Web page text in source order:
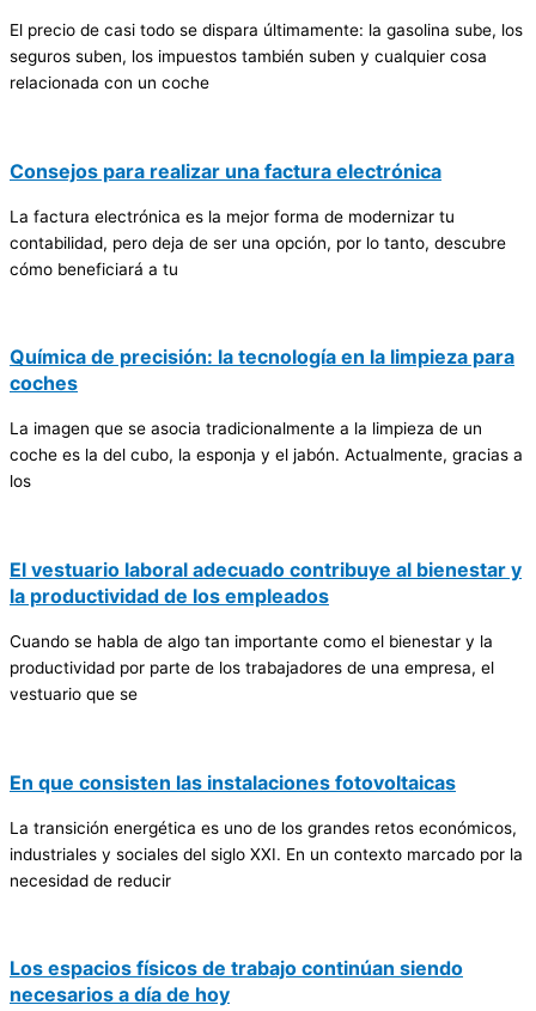
El precio de casi todo se dispara últimamente: la gasolina sube, los
seguros suben, los impuestos también suben y cualquier cosa
relacionada con un coche
Consejos para realizar una factura electrónica
La factura electrónica es la mejor forma de modernizar tu
contabilidad, pero deja de ser una opción, por lo tanto, descubre
cómo beneficiará a tu
Química de precisión: la tecnología en la limpieza para
coches
La imagen que se asocia tradicionalmente a la limpieza de un
coche es la del cubo, la esponja y el jabón. Actualmente, gracias a
los
El vestuario laboral adecuado contribuye al bienestar y
la productividad de los empleados
Cuando se habla de algo tan importante como el bienestar y la
productividad por parte de los trabajadores de una empresa, el
vestuario que se
En que consisten las instalaciones fotovoltaicas
La transición energética es uno de los grandes retos económicos,
industriales y sociales del siglo XXI. En un contexto marcado por la
necesidad de reducir
Los espacios físicos de trabajo continúan siendo
necesarios a día de hoy